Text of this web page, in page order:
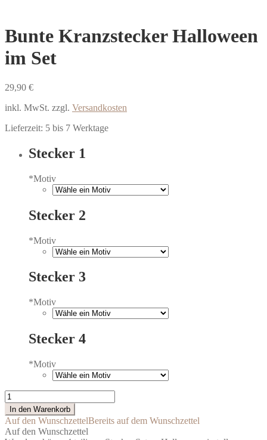
Bunte Kranzstecker Halloween
im Set
29,90 €
inkl. MwSt. zzgl. Versandkosten
Lieferzeit: 5 bis 7 Werktage
Stecker 1
*Motiv
Stecker 2
*Motiv
Stecker 3
*Motiv
Stecker 4
*Motiv
Bunte
Kranzstecker
Halloween
im
In den Warenkorb
Auf den WunschzettelBereits auf dem Wunschzettel
Auf den Wunschzettel